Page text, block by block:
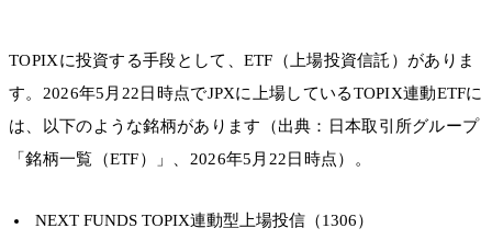
TOPIXに投資する手段として、ETF（上場投資信託）がありま
す。2026年5月22日時点でJPXに上場しているTOPIX連動ETFに
は、以下のような銘柄があります（出典：日本取引所グループ
「銘柄一覧（ETF）」、2026年5月22日時点）。
NEXT FUNDS TOPIX連動型上場投信（1306）